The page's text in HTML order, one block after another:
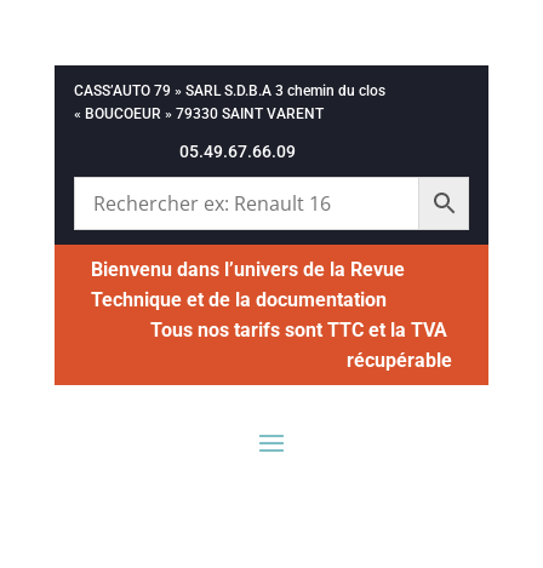
CASS’AUTO 79 » SARL S.D.B.A 3 chemin du clos
« BOUCOEUR » 79330 SAINT VARENT
05.49.67.66.09
Bienvenu dans l’univers de la Revue
Technique et de la documentation
Tous nos tarifs sont TTC et la TVA
récupérable